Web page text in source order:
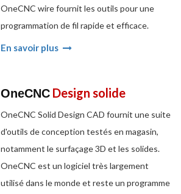
OneCNC wire fournit les outils pour une
programmation de fil rapide et efficace.
En savoir plus
OneCNC Design solide
OneCNC Solid Design CAD fournit une suite
d'outils de conception testés en magasin,
notamment le surfaçage 3D et les solides.
OneCNC est un logiciel très largement
utilisé dans le monde et reste un programme